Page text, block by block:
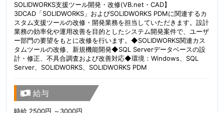
SOLIDWORKS支援ツール開発・改修(VB.net・CAD】
3DCAD「SOLIDWORKS」およびSOLIDWORKS PDMに関連するカ
スタム支援ツールの改修・開発業務を担当していただきます。設計
業務の効率化や運用改善を目的としたシステム開発案件で、ユーザ
ー部門の要望をもとに改修を行います。◆SOLIDWORKS関連カス
タムツールの改修、新規機能開発◆SQL Serverデータベースの設
計・修正、不具合調査および改善対応◆環境：Windows、SQL
Server、SOLIDWORKS、SOLIDWORKS PDM
給与
時給 2500円 ～3000円